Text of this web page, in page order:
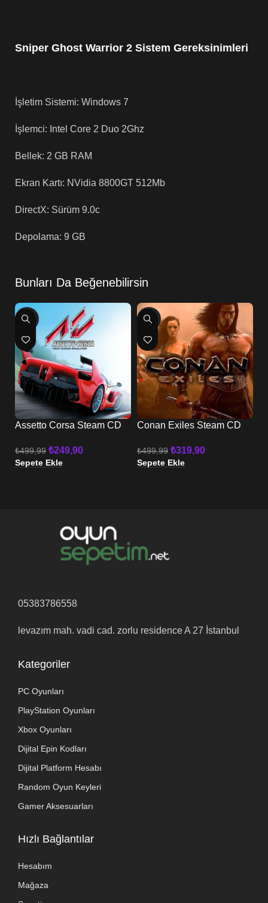
Sniper Ghost Warrior 2 Sistem Gereksinimleri
İşletim Sistemi: Windows 7
İşlemci: Intel Core 2 Duo 2Ghz
Bellek: 2 GB RAM
Ekran Kartı: NVidia 8800GT 512Mb
DirectX: Sürüm 9.0c
Depolama: 9 GB
Bunları Da Beğenebilirsin
-50%
Assetto Corsa Steam CD
₺499,99 ₺249,90
Sepete Ekle
-36%
Conan Exiles Steam CD
₺499,99 ₺319,90
Sepete Ekle
05383786558
levazım mah. vadi cad. zorlu residence A 27 İstanbul
Kategoriler
PC Oyunları
PlayStation Oyunları
Xbox Oyunları
Dijital Epin Kodları
Dijital Platform Hesabı
Random Oyun Keyleri
Gamer Aksesuarları
Hızlı Bağlantılar
Hesabım
Mağaza